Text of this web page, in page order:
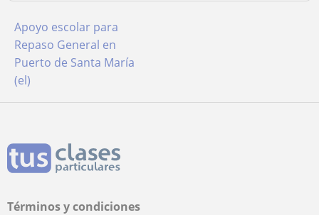
Apoyo escolar para
Repaso General en
Puerto de Santa María
(el)
Términos y condiciones